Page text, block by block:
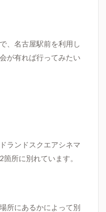
、名古屋駅前を利用し
が有れば行ってみたい
ランドスクエアシネマ
所に別れています。
所にあるかによって別